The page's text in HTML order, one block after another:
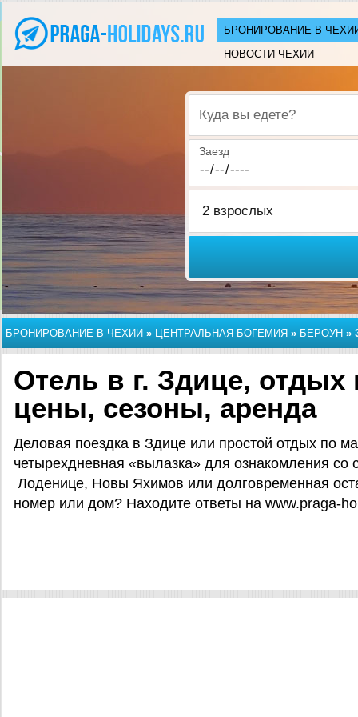
БРОНИРОВАНИЕ В
НОВОСТИ ЧЕХИИ
Куда вы едете?
Заезд
БРОНИРОВАНИЕ В ЧЕХИИ » ЦЕНТРАЛЬНАЯ БОГЕМИЯ » БЕРОУН »
Отель в г. Здице,
цены, сезоны, аренда
Деловая поездка в Здице или простой отдых по
четырехдневная «вылазка» для ознакомления со
Лоденице, Новы Яхимов или долговременная
номер или дом? Находите ответы на www.praga-